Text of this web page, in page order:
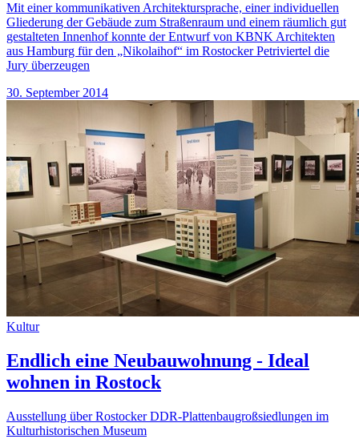
Mit einer kommunikativen Architektursprache, einer individuellen
Gliederung der Gebäude zum Straßenraum und einem räumlich gut
gestalteten Innenhof konnte der Entwurf von KBNK Architekten
aus Hamburg für den „Nikolaihof“ im Rostocker Petriviertel die
Jury überzeugen
30. September 2014
Kultur
Endlich eine Neubauwohnung - Ideal
wohnen in Rostock
Ausstellung über Rostocker DDR-Plattenbaugroßsiedlungen im
Kulturhistorischen Museum